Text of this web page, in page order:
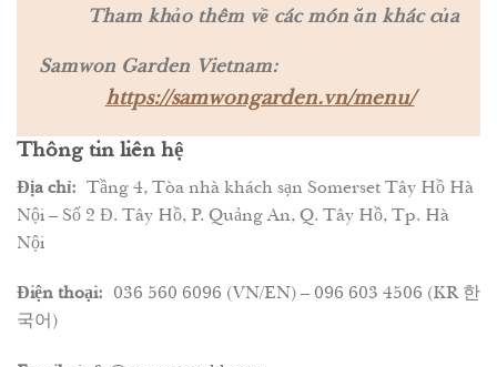
Tham khảo thêm về các món ăn khác của
Samwon Garden Vietnam:
https://samwongarden.vn/menu/
Thông tin liên hệ
Địa chỉ: Tầng 4, Tòa nhà khách sạn Somerset Tây Hồ Hà
Nội – Số 2 Đ. Tây Hồ, P. Quảng An, Q. Tây Hồ, Tp. Hà
Nội
Điện thoại: 036 560 6096 (VN/EN) – 096 603 4506 (KR 한
국어)